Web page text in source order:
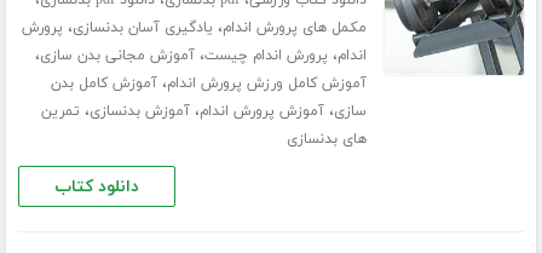
مکمل های پرورش اندام، یادگیری آسان بدنسازی، پرورش
اندام، پرورش اندام چیست،آموزش مجانی بدن سازی،
آموزش کامل ورزش پرورش اندام،آموزش کامل بدن
سازی،آموزش پرورش اندام،آموزش بدنسازی، تمرین
های بدنسازی
دانلود کتاب